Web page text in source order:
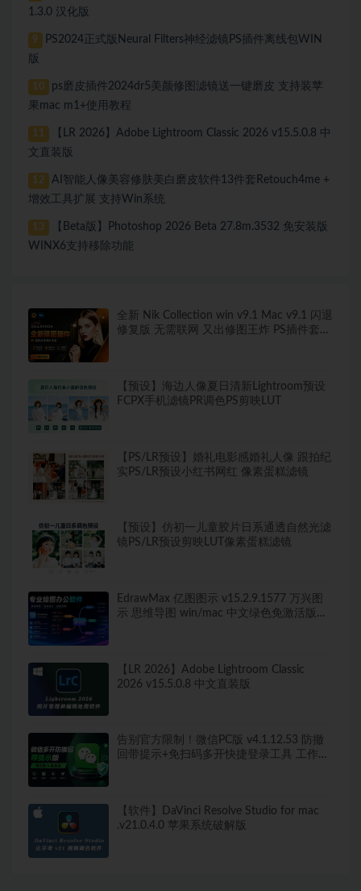
1.3.0 汉化版
9
PS2024正式版Neural Filters神经滤镜PS插件离线包WIN
版
10
ps磨皮插件2024dr5美颜修图滤镜送一键磨皮 支持装苹
果mac m1+使用教程
11
【LR 2026】Adobe Lightroom Classic 2026 v15.5.0.8 中
文直装版
12
AI智能人像美容修肤美白磨皮软件13件套Retouch4me +
增效工具扩展 支持Win系统
13
【Beta版】Photoshop 2026 Beta 27.8m.3532 免安装版
WINX6支持移除功能
全新 Nik Collection win v9.1 Mac v9.1 闪退
修复版 无需联网 又出修图王炸 PS插件套装
【预设】海边人像夏日清新Lightroom预设
FCPX手机滤镜PR调色PS剪映LUT
【PS/LR预设】婚礼电影感婚礼人像 跟拍纪
实PS/LR预设小红书网红 像素蛋糕滤镜
【预设】仿初一儿童胶片日系通透自然光滤
镜PS/LR预设剪映LUT像素蛋糕滤镜
EdrawMax 亿图图示 v15.2.9.1577 万兴图
示 思维导图 win/mac 中文绿色免激活版
【LR 2026】Adobe Lightroom Classic
2026 v15.5.0.8 中文直装版
告别官方限制！微信PC版 v4.1.12.53 防撤
回带提示+免扫码多开快捷登录工具 工作生
【软件】DaVinci Resolve Studio for mac
.v21.0.4.0 苹果系统破解版